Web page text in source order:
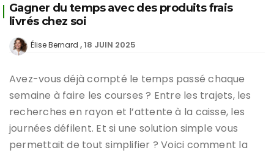
Gagner du temps avec des produits frais
livrés chez soi
Élise Bernard 18 JUIN 2025
Avez-vous déjà compté le temps passé chaque
semaine à faire les courses ? Entre les trajets, les
recherches en rayon et l’attente à la caisse, les
journées défilent. Et si une solution simple vous
permettait de tout simplifier ? Voici comment la